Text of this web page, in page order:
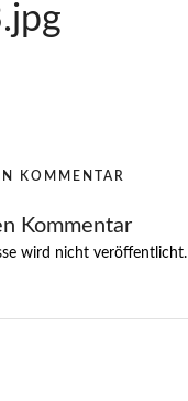
KOMMENTAR
Kommentar
wird nicht veröffentlicht.